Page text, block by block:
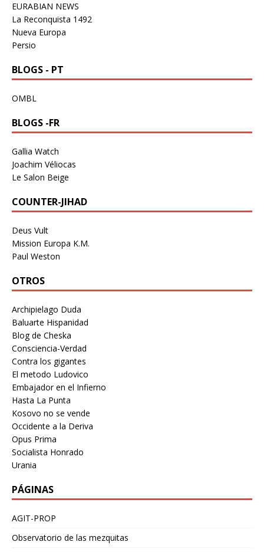
EURABIAN NEWS
La Reconquista 1492
Nueva Europa
Persio
BLOGS - PT
OMBL
BLOGS -FR
Gallia Watch
Joachim Véliocas
Le Salon Beige
COUNTER-JIHAD
Deus Vult
Mission Europa K.M.
Paul Weston
OTROS
Archipielago Duda
Baluarte Hispanidad
Blog de Cheska
Consciencia-Verdad
Contra los gigantes
El metodo Ludovico
Embajador en el Infierno
Hasta La Punta
Kosovo no se vende
Occidente a la Deriva
Opus Prima
Socialista Honrado
Urania
PÁGINAS
AGIT-PROP
Observatorio de las mezquitas